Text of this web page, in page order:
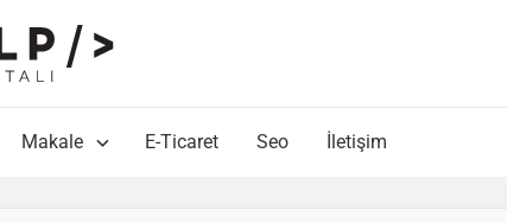
Makale E-Ticaret Seo İletişim